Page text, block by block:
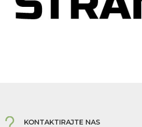
KONTAKTIRAJTE NAS